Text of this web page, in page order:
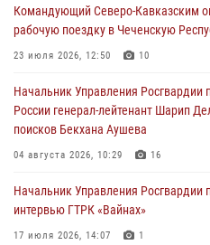
21 июля 2026, 09:45
В ДНР росгвардейцы уничтожили
19 июля 2026, 13:50
В Грозном Росгвардия обеспечила
соревнований
Командующий Северо-Кавказским
рабочую поездку в Чеченскую
23 июля 2026, 12:50 10
Начальник Управления Росгвардии
России генерал-лейтенант Шарип
поисков Бекхана Аушева
04 августа 2026, 10:29 16
Начальник Управления Росгвардии
интервью ГТРК «Вайнах»
17 июля 2026, 14:07 1